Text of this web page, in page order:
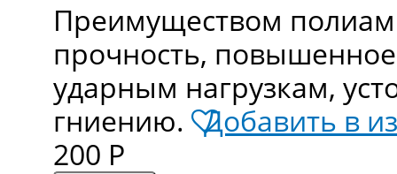
Преимуществом
прочность,
ударным нагрузкам,
гниению. Добавить в
200 Р